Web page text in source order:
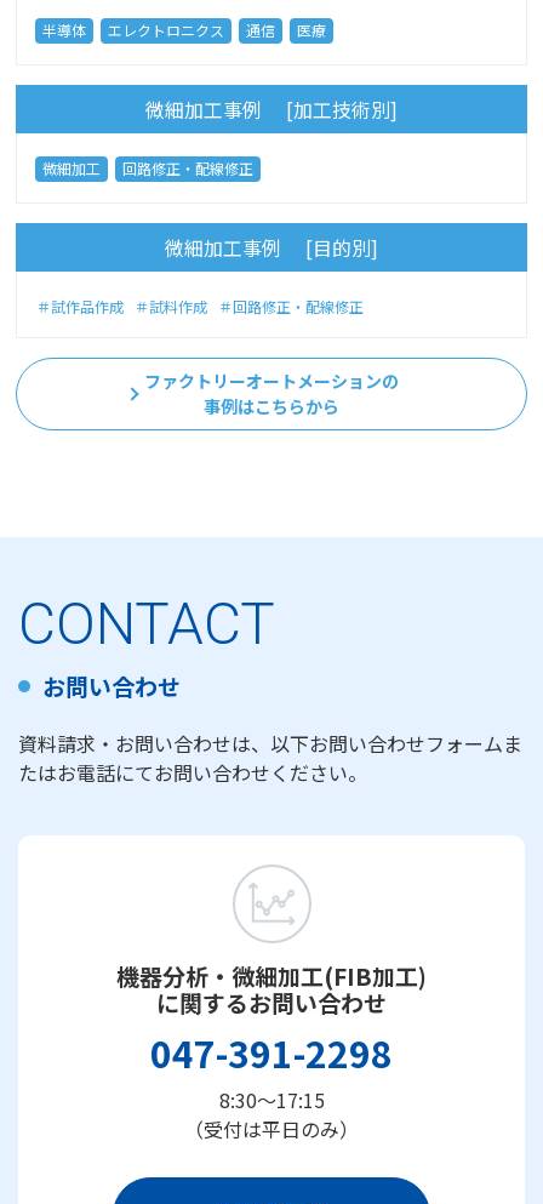
半導体 エレクトロニクス 通信 医療
微細加工事例 [加工技術別]
微細加工 回路修正・配線修正
微細加工事例 [目的別]
＃試作品作成 ＃試料作成 ＃回路修正・配線修正
ファクトリーオートメーションの
事例はこちらから
CONTACT
お問い合わせ
資料請求・お問い合わせは、以下お問い合わせフォームま
たはお電話にてお問い合わせください。
機器分析・微細加工(FIB加工)
に関するお問い合わせ
047-391-2298
8:30～17:15
（受付は平日のみ）